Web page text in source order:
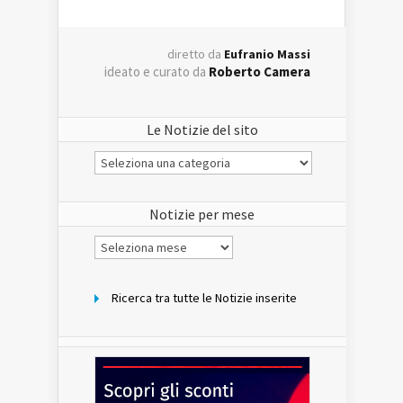
diretto da Eufranio Massi
ideato e curato da Roberto Camera
Le Notizie del sito
Le
Notizie
Notizie per mese
Notizie
per
Ricerca tra tutte le Notizie inserite